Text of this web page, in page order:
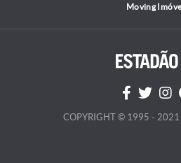
Moving
COPYRIGHT © 1995 - 2021